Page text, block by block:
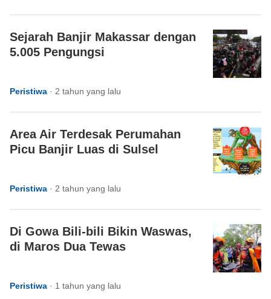
Sejarah Banjir Makassar dengan
5.005 Pengungsi
Peristiwa · 2 tahun yang lalu
Area Air Terdesak Perumahan
Picu Banjir Luas di Sulsel
Peristiwa · 2 tahun yang lalu
Di Gowa Bili-bili Bikin Waswas,
di Maros Dua Tewas
Peristiwa · 1 tahun yang lalu